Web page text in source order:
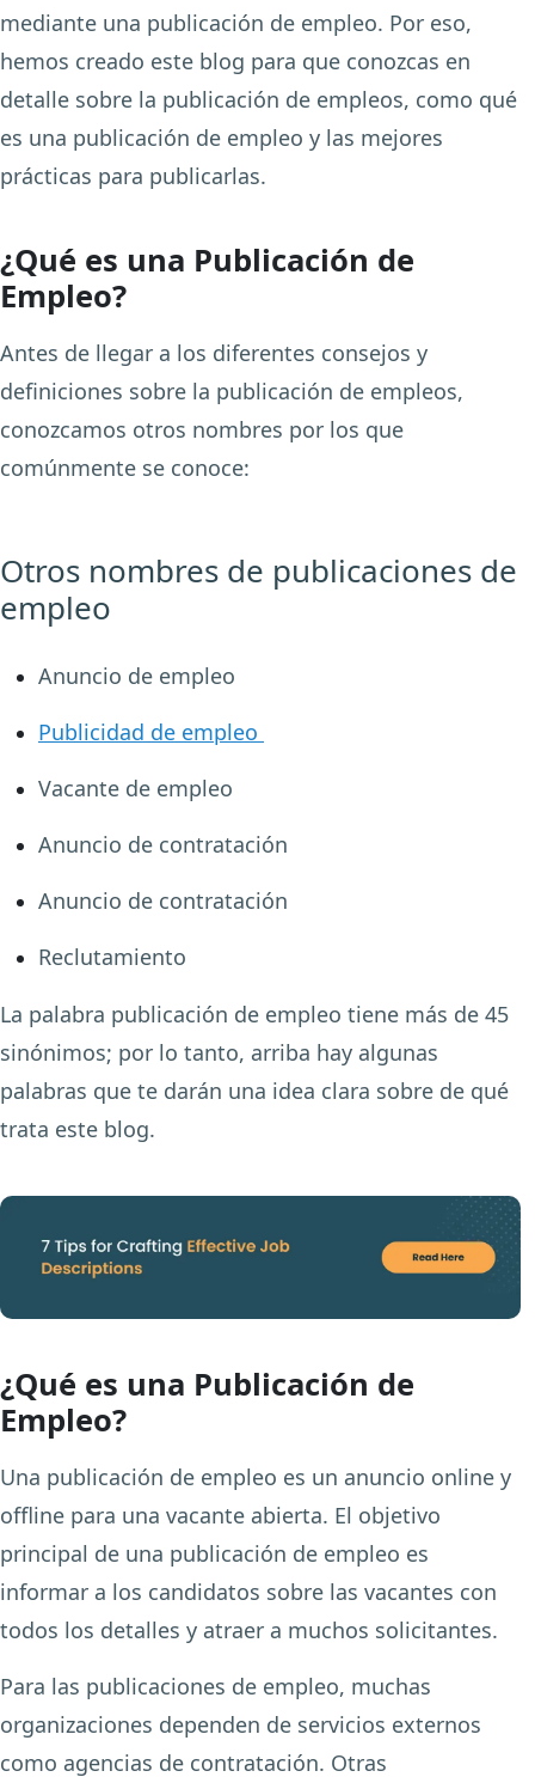
mediante una publicación de empleo. Por eso,
hemos creado este blog para que conozcas en
detalle sobre la publicación de empleos, como qué
es una publicación de empleo y las mejores
prácticas para publicarlas.
¿Qué es una Publicación de
Empleo?
Antes de llegar a los diferentes consejos y
definiciones sobre la publicación de empleos,
conozcamos otros nombres por los que
comúnmente se conoce:
Otros nombres de publicaciones de
empleo
Anuncio de empleo
Publicidad de empleo
Vacante de empleo
Anuncio de contratación
Anuncio de contratación
Reclutamiento
La palabra publicación de empleo tiene más de 45
sinónimos; por lo tanto, arriba hay algunas
palabras que te darán una idea clara sobre de qué
trata este blog.
¿Qué es una Publicación de
Empleo?
Una publicación de empleo es un anuncio online y
offline para una vacante abierta. El objetivo
principal de una publicación de empleo es
informar a los candidatos sobre las vacantes con
todos los detalles y atraer a muchos solicitantes.
Para las publicaciones de empleo, muchas
organizaciones dependen de servicios externos
como agencias de contratación. Otras